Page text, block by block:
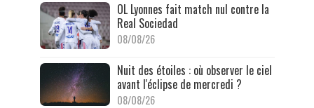
OL Lyonnes fait match nul contre la
Real Sociedad
08/08/26
Nuit des étoiles : où observer le ciel
avant l'éclipse de mercredi ?
08/08/26